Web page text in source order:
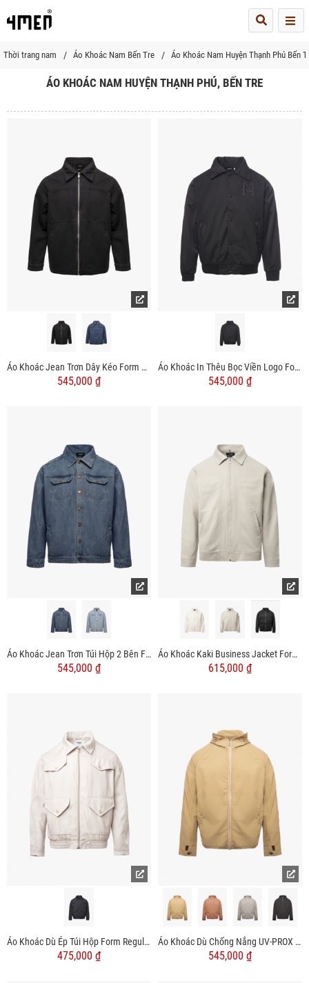
Thời trang nam Áo Khoác Nam Bến Tre Áo Khoác Nam Huyện Thạnh Phú Bến
ÁO KHOÁC NAM HUYỆN THẠNH PHÚ, BẾN TRE
Áo Khoác Jean Trơn Dây Kéo Form Regular AK076
545,000 ₫
Áo Khoác In Thêu Bọc Viền Logo Form Regular AK071
545,000 ₫
Áo Khoác Jean Trơn Túi Hộp 2 Bên Form Regular AK077
545,000 ₫
Áo Khoác Kaki Business Jacket Form Regular AK062
615,000 ₫
Áo Khoác Dù Ép Túi Hộp Form Regular AK065
475,000 ₫
Áo Khoác Dù Chống Nắng UV-PROX 1 Lớp Trơn Form Regular AK072
545,000 ₫